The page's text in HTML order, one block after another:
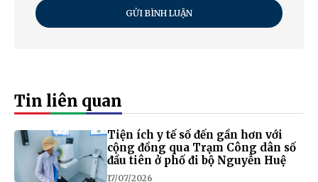
GỬI BÌNH LUẬN
Tin liên quan
Tiện ích y tế số đến gần hơn với
cộng đồng qua Trạm Công dân số
đầu tiên ở phố đi bộ Nguyễn Huệ
17/07/2026